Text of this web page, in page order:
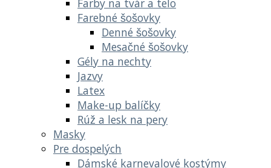
Farebné šošovky
Denné šošovky
Mesačné šošovky
Gély na nechty
Jazvy
Latex
Make-up balíčky
Rúž a lesk na pery
Masky
Pre dospelých
Dámské karnevalové kostýmy